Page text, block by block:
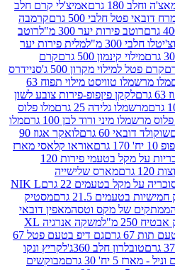
אמיצ'לי קרם חלב
500 גרם
קרמבה
יער 300 מ"ל
רוטב
מלית פירות יער
500 גרם
קרם
מקרון 500 ג'
סניידרס
מלו מרשמלו טוויסט מילוי תפוח 63
פיןפופ-פירות צובע לשון
25 גרם
מלו פלוס
ורוד לבן 100 גרם
מלו
גרם
לואקר אגוז 90
אוראו קלאסי מארז
לוקיטוס סוכריות על מקל בטעמי פירות 120
מארס שלישייה
22 גרם
NIK L
21.5 גרם
מסטיק
מקס וטסהמאפין דובאי
משקה אנרגיה XL
גם דיפ בטעם פטל 67
חלב 360ג'
לקריץ ונקו
מבוקשים